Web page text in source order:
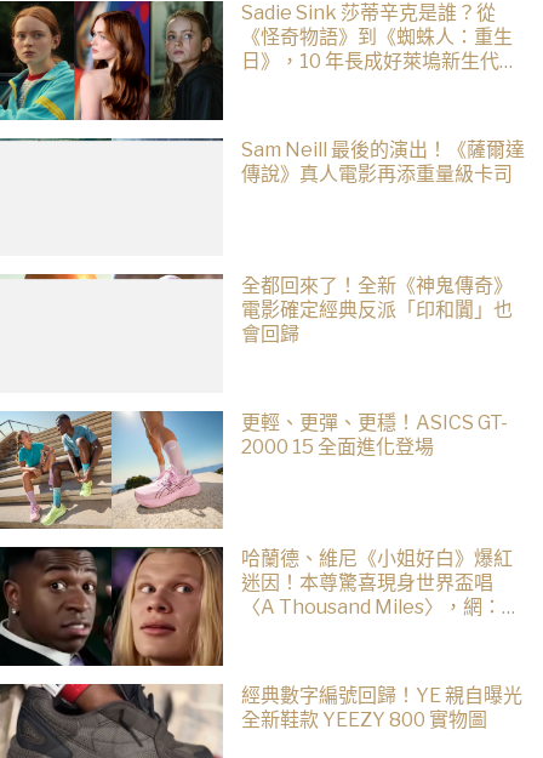
Sadie Sink 莎蒂辛克是誰？從
《怪奇物語》到《蜘蛛人：重生
日》，10 年長成好萊塢新生代女
Sam Neill 最後的演出！《薩爾達
傳說》真人電影再添重量級卡司
全都回來了！全新《神鬼傳奇》
電影確定經典反派「印和闐」也
會回歸
更輕、更彈、更穩！ASICS GT-
2000 15 全面進化登場
哈蘭德、維尼《小姐好白》爆紅
迷因！本尊驚喜現身世界盃唱
〈A Thousand Miles〉，網：文
經典數字編號回歸！YE 親自曝光
全新鞋款 YEEZY 800 實物圖